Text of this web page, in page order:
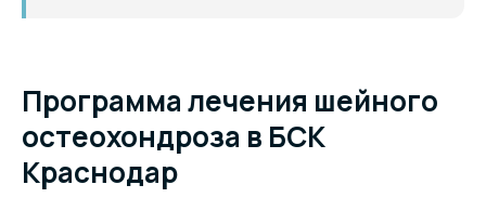
Программа лечения шейного
остеохондроза в БСК
Краснодар